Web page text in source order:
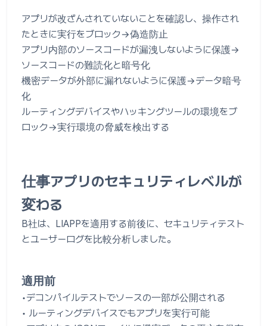
アプリが改ざんされていないことを確認し、操作され
たときに実行をブロック→偽造防止
アプリ内部のソースコードが漏洩しないように保護→
ソースコードの難読化と暗号化
機密データが外部に漏れないように保護→データ暗号
化
ルーティングデバイスやハッキングツールの環境をブ
ロック→実行環境の脅威を検出する
仕事アプリのセキュリティレベルが
変わる
B社は、LIAPPを適用する前後に、セキュリティテスト
とユーザーログを比較分析しました。
適用前
•デコンパイルテストでソースの一部が公開される
• ルーティングデバイスでもアプリを実行可能